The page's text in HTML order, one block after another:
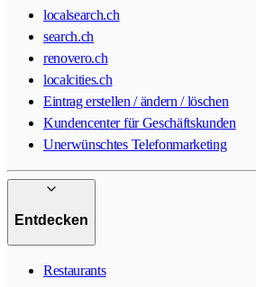
localsearch.ch
search.ch
renovero.ch
localcities.ch
Eintrag erstellen / ändern / löschen
Kundencenter für Geschäftskunden
Unerwünschtes Telefonmarketing
Entdecken
Restaurants